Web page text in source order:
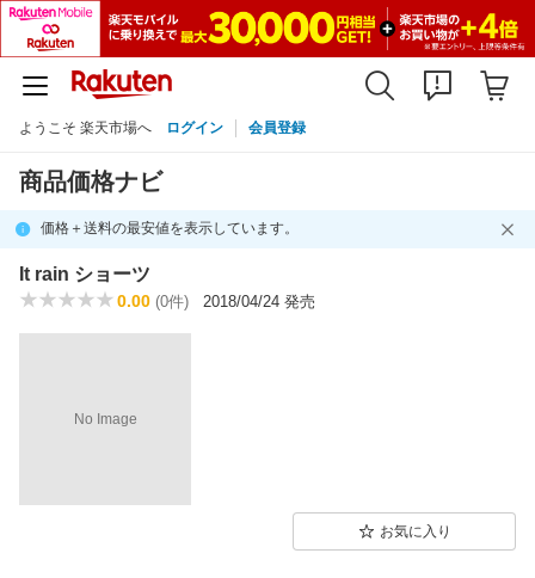
ようこそ 楽天市場へ ログイン 会員登録
商品価格ナビ
価格＋送料の最安値を表示しています。
It rain ショーツ
0.00 (0件) 2018/04/24 発売
No Image
お気に入り